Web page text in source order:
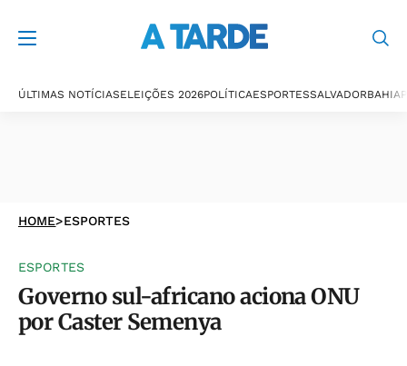
ÚLTIMAS NOTÍCIASELEIÇÕES 2026POLÍTICAESPORTESSALVADORBAHIA
HOME>ESPORTES
ESPORTES
Governo sul-africano aciona ONU
por Caster Semenya